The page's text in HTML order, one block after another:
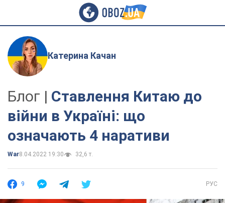
Катерина Качан
Блог | Ставлення Китаю до
війни в Україні: що
означають 4 наративи
War8.04.2022 19:30 32,6 т.
9 РУС